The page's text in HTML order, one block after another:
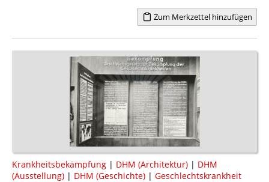
Zum Merkzettel hinzufügen
Krankheitsbekämpfung | DHM (Architektur) | DHM
(Ausstellung) | DHM (Geschichte) | Geschlechtskrankheit